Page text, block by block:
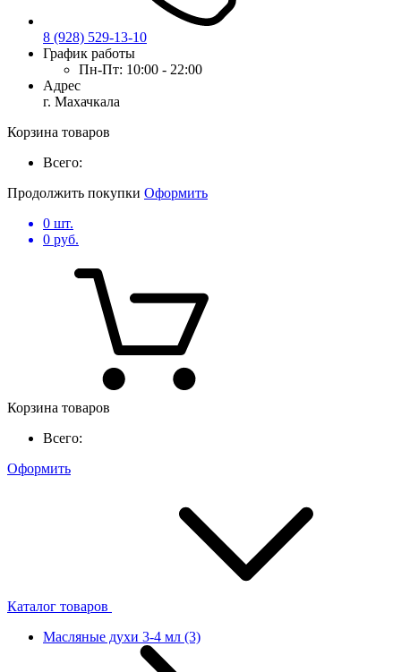
8 (928) 529-13-10
График работы
Пн-Пт: 10:00 - 22:00
Адрес
г. Махачкала
Корзина товаров
Всего:
Продолжить покупки Оформить
0 шт.
0 руб.
Корзина товаров
Всего:
Оформить
Каталог товаров
Масляные духи 3-4 мл (3)